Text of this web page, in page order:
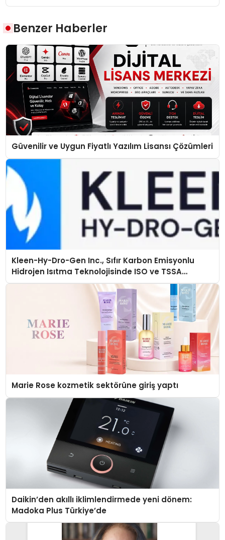
Benzer Haberler
Güvenilir ve Uygun Fiyatlı Yazılım Lisansı Çözümleri
Kleen-Hy-Dro-Gen Inc., Sıfır Karbon Emisyonlu
Hidrojen Isıtma Teknolojisinde ISO ve TSSA
Düzenleyici Onaylarını Aldı
Marie Rose kozmetik sektörüne giriş yaptı
Daikin’den akıllı iklimlendirmede yeni dönem:
Madoka Plus Türkiye’de